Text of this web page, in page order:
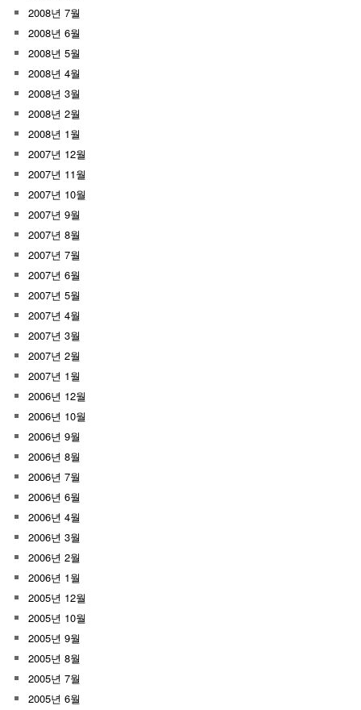
2008년 7월
2008년 6월
2008년 5월
2008년 4월
2008년 3월
2008년 2월
2008년 1월
2007년 12월
2007년 11월
2007년 10월
2007년 9월
2007년 8월
2007년 7월
2007년 6월
2007년 5월
2007년 4월
2007년 3월
2007년 2월
2007년 1월
2006년 12월
2006년 10월
2006년 9월
2006년 8월
2006년 7월
2006년 6월
2006년 4월
2006년 3월
2006년 2월
2006년 1월
2005년 12월
2005년 10월
2005년 9월
2005년 8월
2005년 7월
2005년 6월